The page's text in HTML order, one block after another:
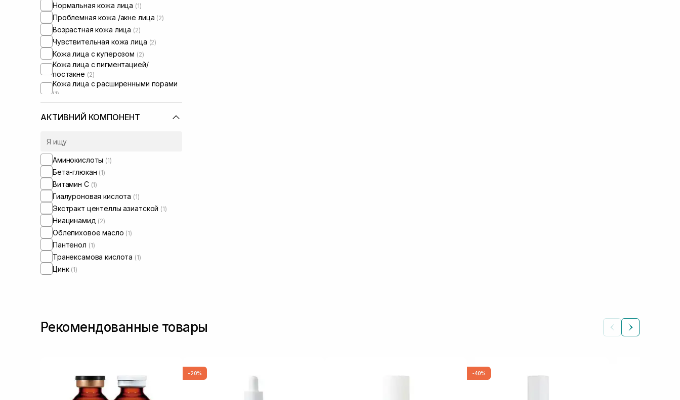
Нормальная кожа лица (1)
Проблемная кожа /акне лица (2)
Возрастная кожа лица (2)
Чувствительная кожа лица (2)
Кожа лица с куперозом (2)
Кожа лица с пигментацией/
постакне (2)
Кожа лица с расширенными порами
(1)
Кожа лица с нарушенным
барьером(1)
АКТИВНИЙ КОМПОНЕНТ
Аминокислоты (1)
Бета-глюкан (1)
Витамин C (1)
Гиалуроновая кислота (1)
Экстракт центеллы азиатской (1)
Ниацинамид (2)
Облепиховое масло (1)
Пантенол (1)
Транексамова кислота (1)
Цинк (1)
Рекомендованные товары
-20% -40%